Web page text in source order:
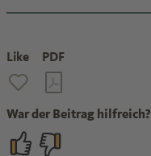
Like PDF
War der Beitrag hilfreich?